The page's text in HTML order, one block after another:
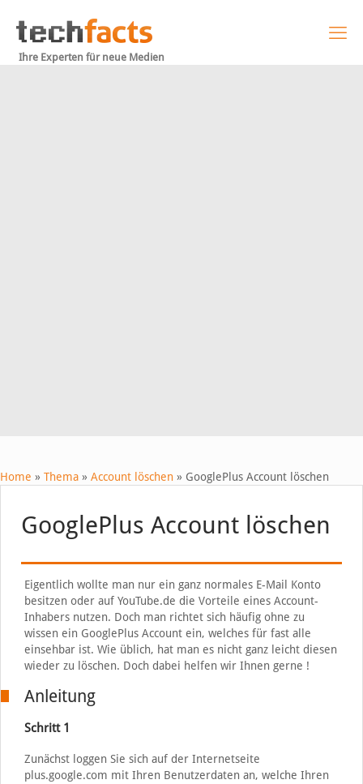
Ihre Experten für neue Medien
Home » Thema » Account löschen » GooglePlus Account löschen
GooglePlus Account löschen
Eigentlich wollte man nur ein ganz normales E-Mail Konto
besitzen oder auf YouTube.de die Vorteile eines Account-
Inhabers nutzen. Doch man richtet sich häufig ohne zu
wissen ein GooglePlus Account ein, welches für fast alle
einsehbar ist. Wie üblich, hat man es nicht ganz leicht diesen
wieder zu löschen. Doch dabei helfen wir Ihnen gerne !
Anleitung
Schritt 1
Zunächst loggen Sie sich auf der Internetseite
plus.google.com mit Ihren Benutzerdaten an, welche Ihren